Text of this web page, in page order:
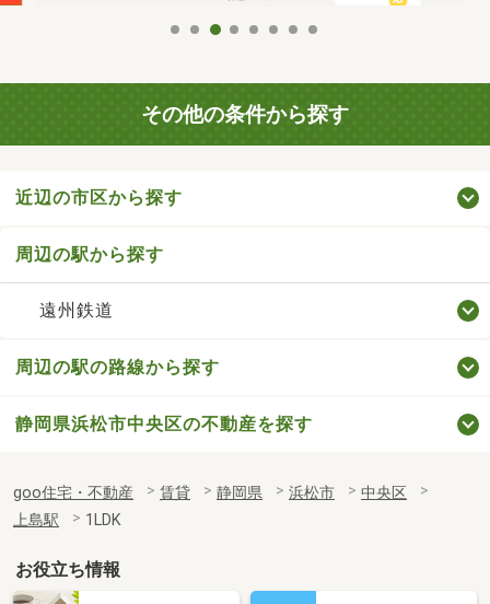
その他の条件から探す
近辺の市区から探す
周辺の駅から探す
遠州鉄道
周辺の駅の路線から探す
静岡県浜松市中央区の不動産を探す
goo住宅・不動産 賃貸 静岡県 浜松市
中央区
上島駅
1LDK
お役立ち情報